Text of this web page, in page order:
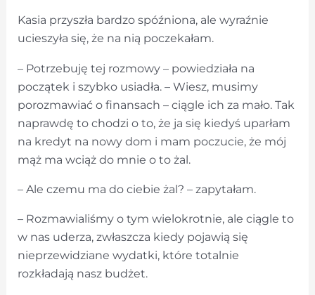
Kasia przyszła bardzo spóźniona, ale wyraźnie
ucieszyła się, że na nią poczekałam.
– Potrzebuję tej rozmowy – powiedziała na
początek i szybko usiadła. – Wiesz, musimy
porozmawiać o finansach – ciągle ich za mało. Tak
naprawdę to chodzi o to, że ja się kiedyś uparłam
na kredyt na nowy dom i mam poczucie, że mój
mąż ma wciąż do mnie o to żal.
– Ale czemu ma do ciebie żal? – zapytałam.
– Rozmawialiśmy o tym wielokrotnie, ale ciągle to
w nas uderza, zwłaszcza kiedy pojawią się
nieprzewidziane wydatki, które totalnie
rozkładają nasz budżet.